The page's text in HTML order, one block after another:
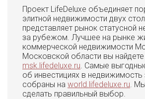
Проект LifeDeluxe объединяет
элитной недвижимости двух
представляет рынок статусной
за рубежом. Лучшее на рынке
коммерческой недвижимости
Московской области вы найдете
msk.lifedeluxe.ru . Самые
об инвестициях в недвижимость
собраны на world.lifedeluxe.ru .
сделать правильный выбор.